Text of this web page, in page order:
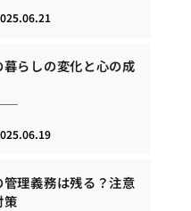
らしの変化と心の成
理義務は残る？注意
策